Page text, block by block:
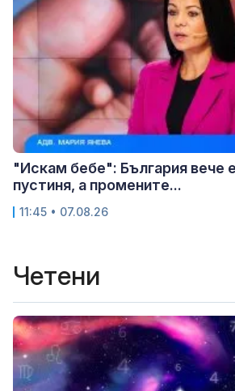
"Искам бебе": България вече
пустиня, а промените...
11:45 • 07.08.26
Четени